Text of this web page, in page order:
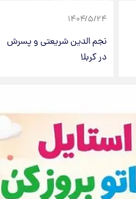
۱۴۰۴/۵/۲۴
نجم الدین شریعتی و پسرش
در کربلا